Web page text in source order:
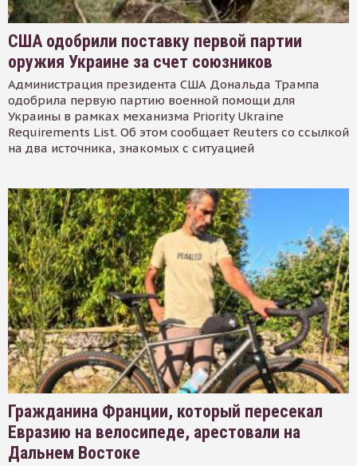
США одобрили поставку первой партии
оружия Украине за счет союзников
Администрация президента США Дональда Трампа
одобрила первую партию военной помощи для
Украины в рамках механизма Priority Ukraine
Requirements List. Об этом сообщает Reuters со ссылкой
на два источника, знакомых с ситуацией
Гражданина Франции, который пересекал
Евразию на велосипеде, арестовали на
Дальнем Востоке